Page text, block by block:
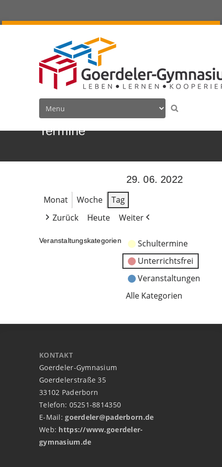
Termine
29. 06. 2022
Monat
Woche
Tag
Zurück
Heute Weiter
Veranstaltungskategorien
Schultermine
Unterrichtsfrei
Veranstaltungen
Alle Kategorien
KONTAKT
Goerdeler-Gymnasium
Goerdelerstraße 35
33102 Paderborn
Telefon: 05251-8814350
E-Mail:goerdeler@paderborn.de
Web: https://www.goerdeler-
gymnasium.de